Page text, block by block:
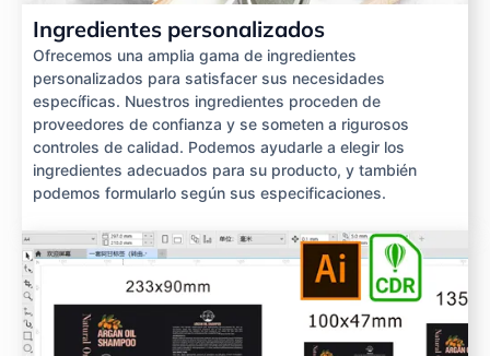
Ingredientes personalizados
Ofrecemos una amplia gama de ingredientes
personalizados para satisfacer sus necesidades
específicas. Nuestros ingredientes proceden de
proveedores de confianza y se someten a rigurosos
controles de calidad. Podemos ayudarle a elegir los
ingredientes adecuados para su producto, y también
podemos formularlo según sus especificaciones.